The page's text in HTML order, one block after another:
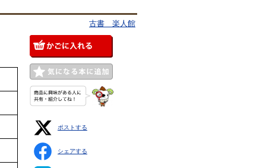
古書 楽人館
ポストする
シェアする